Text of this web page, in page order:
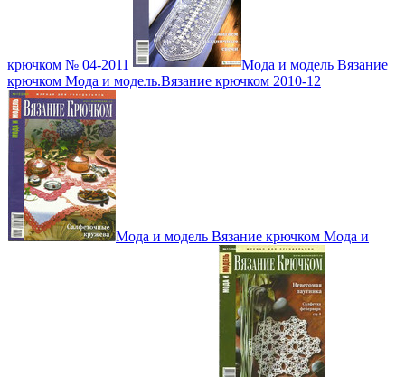
крючком № 04-2011
Мода и модель Вязание
крючком Мода и модель.Вязание крючком 2010-12
Мода и модель Вязание крючком Мода и